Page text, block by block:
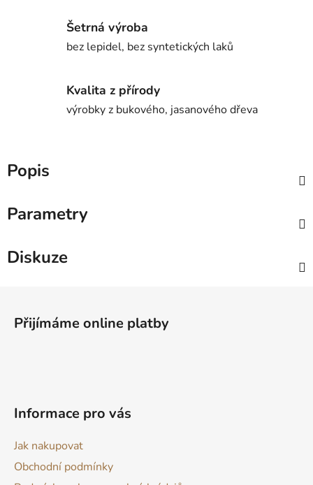
Šetrná výroba
bez lepidel, bez syntetických laků
Kvalita z přírody
výrobky z bukového, jasanového dřeva
Popis
Parametry
Diskuze
Přijímáme online platby
Informace pro vás
Jak nakupovat
Obchodní podmínky